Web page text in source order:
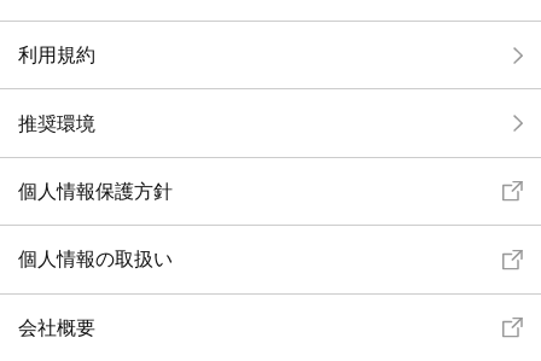
利用規約
推奨環境
個人情報保護方針
個人情報の取扱い
会社概要